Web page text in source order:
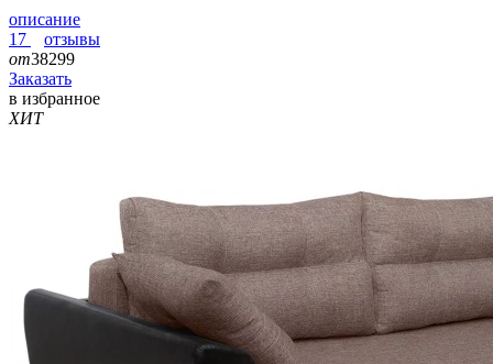
описание
17
отзывы
от38299
Заказать
в избранное
ХИТ